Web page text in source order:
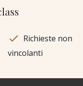
Richieste non
vincolanti